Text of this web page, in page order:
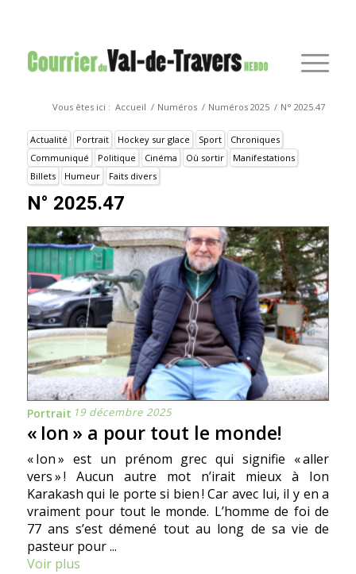
Vous êtes ici : Accueil / Numéros / Numéros 2025 / N° 2025.47
Actualité Portrait Hockey sur glace Sport
Chroniques
Communiqué
Politique Cinéma Où sortir
Manifestations
Billets
Humeur Faits divers
N° 2025.47
Portrait 19 décembre 2025
« Ion » a pour tout le monde!
« Ion » est un prénom grec qui signifie « aller
vers » ! Aucun autre mot n’irait mieux à Ion
Karakash qui le porte si bien ! Car avec lui, il y en a
vraiment pour tout le monde. L’homme de foi de
77 ans s’est démené tout au long de sa vie de
pasteur pour ...
Voir plus